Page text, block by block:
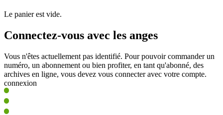
Le panier est vide.
Connectez-vous avec les anges
Vous n'êtes actuellement pas identifié. Pour pouvoir commander un
numéro, un abonnement ou bien profiter, en tant qu'abonné, des
archives en ligne, vous devez vous connecter avec votre compte.
connexion